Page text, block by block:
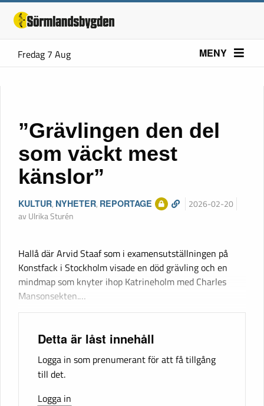
Fredag 7 Aug MENY
”Grävlingen den del
som väckt mest
känslor”
KULTUR, NYHETER, REPORTAGE
2026-02-20
av Ulrika Sturén
Hallå där Arvid Staaf som i examensutställningen på
Konstfack i Stockholm visade en död grävling och en
mindmap som knyter ihop Katrineholm med Charles
Mansonsekten.…
Detta är låst innehåll
Logga in som prenumerant för att få tillgång
till det.
Logga in